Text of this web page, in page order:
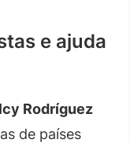
e ajuda
Rodríguez
de países